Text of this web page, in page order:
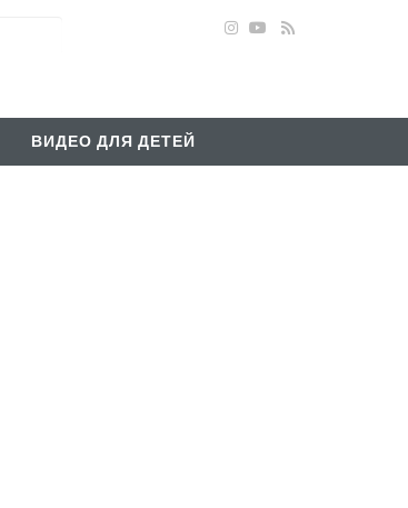
ВИДЕО ДЛЯ ДЕТЕЙ